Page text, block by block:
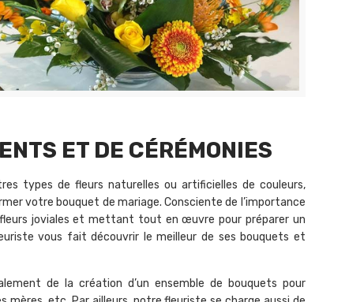
ET DE CÉRÉMONIES
types de fleurs naturelles ou artificielles de couleurs,
votre bouquet de mariage. Consciente de l’importance
joviales et mettant tout en œuvre pour préparer un
vous fait découvrir le meilleur de ses bouquets et
de la création d’un ensemble de bouquets pour